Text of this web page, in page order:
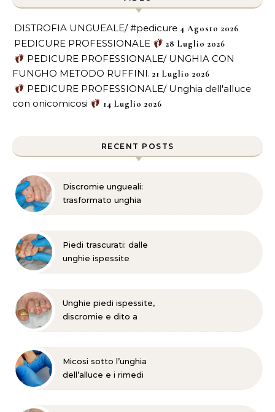
DISTROFIA UNGUEALE/ #pedicure 4 Agosto 2026
PEDICURE PROFESSIONALE 28 Luglio 2026
PEDICURE PROFESSIONALE/ UNGHIA CON
FUNGHO METODO RUFFINI. 21 Luglio 2026
PEDICURE PROFESSIONALE/ Unghia dell'alluce
con onicomicosi
14 Luglio 2026
RECENT POSTS
Discromie ungueali:
trasformato unghia
Piedi trascurati: dalle
unghie ispessite
Unghie piedi ispessite,
discromie e dito a
Micosi sotto l’unghia
dell’alluce e i rimedi